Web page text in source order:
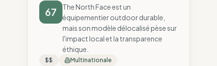
67
The North Face est un
équipementier outdoor durable,
mais son modèle délocalisé pèse sur
l'impact local et la transparence
éthique.
$$
Multinationale